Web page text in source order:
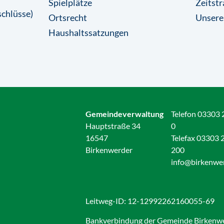
Spielplätze
Ortsrecht
Haushaltssatzungen
Gemeindeverwaltung
Hauptstraße 34
16547
Birkenwerder
Telefon 03303
0
Telefax 03303
200
Leitweg-ID: 12-12992262160055-69
Bankverbindung der Gemeinde